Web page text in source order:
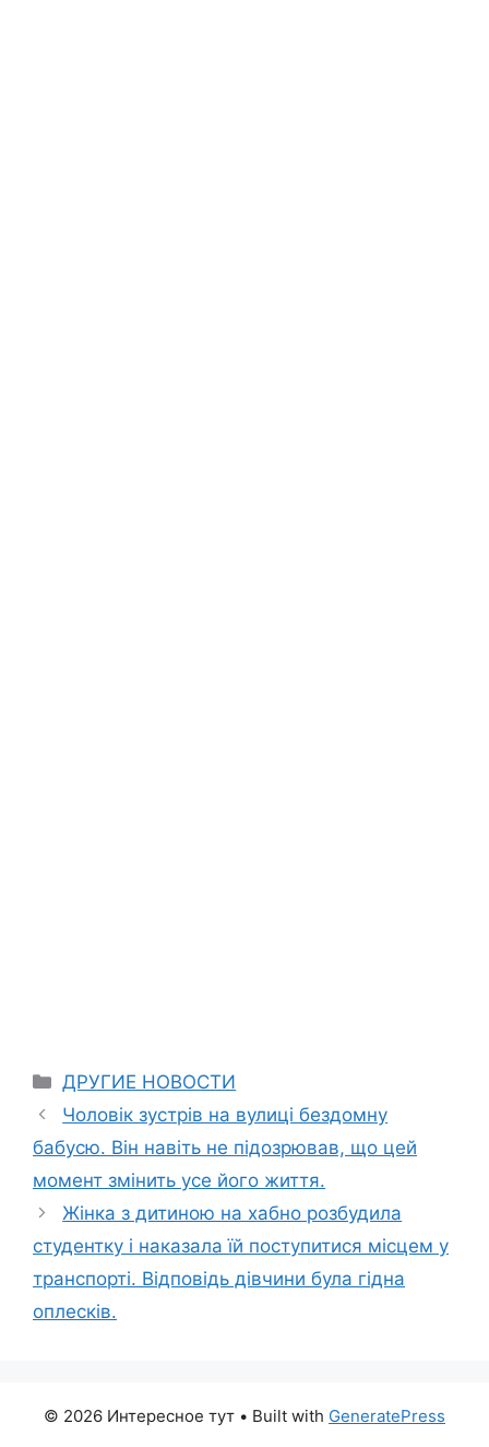
Categories
ДРУГИЕ НОВОСТИ
Чоловік зустрів на вулиці бездомну
бабусю. Він навіть не підозрював, що цей
момент змінить усе його життя.
Жінка з дитиною на хабно розбудила
студентку і наказала їй поступитися місцем у
транспорті. Відповідь дівчини була гідна
оплесків.
© 2026 Интересное тут • Built with GeneratePress